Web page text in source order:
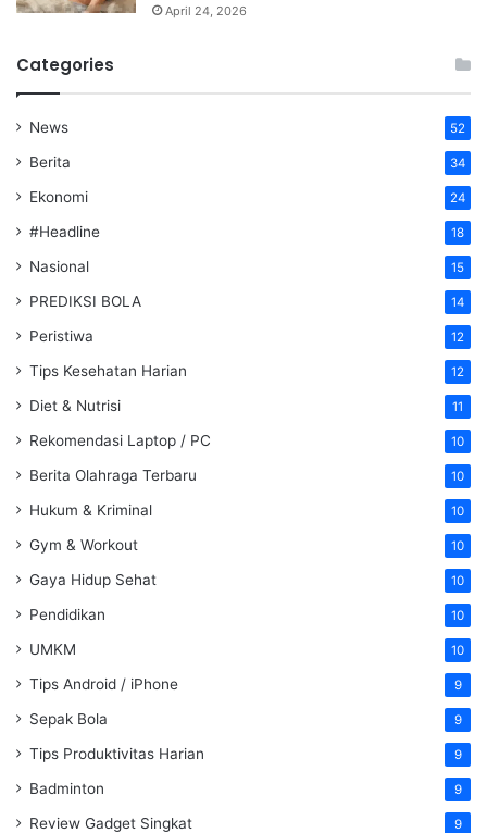
April 24, 2026
Categories
News 52
Berita 34
Ekonomi 24
#Headline 18
Nasional 15
PREDIKSI BOLA 14
Peristiwa 12
Tips Kesehatan Harian 12
Diet & Nutrisi 11
Rekomendasi Laptop / PC 10
Berita Olahraga Terbaru 10
Hukum & Kriminal 10
Gym & Workout 10
Gaya Hidup Sehat 10
Pendidikan 10
UMKM 10
Tips Android / iPhone 9
Sepak Bola 9
Tips Produktivitas Harian 9
Badminton 9
Review Gadget Singkat 9